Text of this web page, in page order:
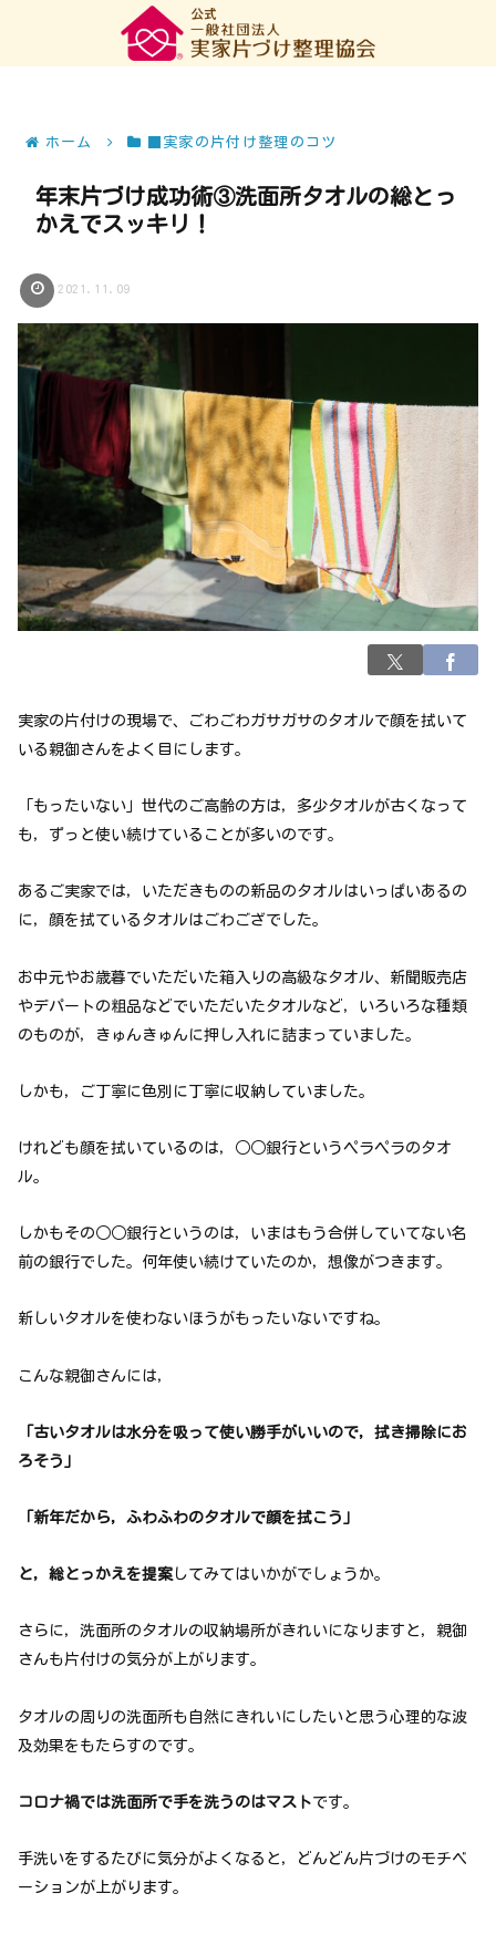
ホーム ■実家の片付け整理のコツ
年末片づけ成功術③洗面所タオルの総とっ
かえでスッキリ！
2021.11.09
実家の片付けの現場で、ごわごわガサガサのタオルで顔を拭いて
いる親御さんをよく目にします。
「もったいない」世代のご高齢の方は，多少タオルが古くなって
も，ずっと使い続けていることが多いのです。
あるご実家では，いただきものの新品のタオルはいっぱいあるの
に，顔を拭ているタオルはごわござでした。
お中元やお歳暮でいただいた箱入りの高級なタオル、新聞販売店
やデパートの粗品などでいただいたタオルなど，いろいろな種類
のものが，きゅんきゅんに押し入れに詰まっていました。
しかも，ご丁寧に色別に丁寧に収納していました。
けれども顔を拭いているのは，○○銀行というペラペラのタオ
ル。
しかもその○○銀行というのは，いまはもう合併していてない名
前の銀行でした。何年使い続けていたのか，想像がつきます。
新しいタオルを使わないほうがもったいないですね。
こんな親御さんには，
「古いタオルは水分を吸って使い勝手がいいので，拭き掃除にお
ろそう」
「新年だから，ふわふわのタオルで顔を拭こう」
と，総とっかえを提案 してみてはいかがでしょうか。
さらに，洗面所のタオルの収納場所がきれいになりますと，親御
さんも片付けの気分が上がります。
タオルの周りの洗面所も自然にきれいにしたいと思う心理的な波
及効果をもたらすのです。
コロナ禍では洗面所で手を洗うのはマストです。
手洗いをするたびに気分がよくなると，どんどん片づけのモチベ
ーションが上がります。